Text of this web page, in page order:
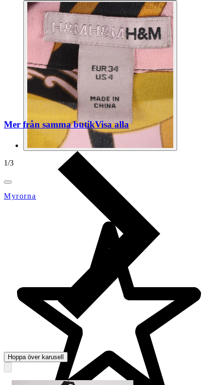
1/3
Myrorna
Mer från samma butikVisa alla
Hoppa över karusell